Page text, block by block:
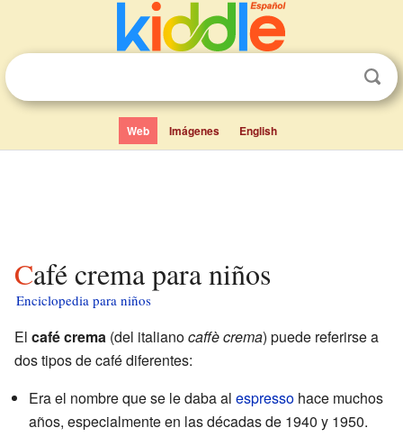
Web Imágenes English
Café crema para niños
Enciclopedia para niños
El café crema (del italianocaffè crema) puede referirse a
dos tipos de café diferentes:
Era el nombre que se le daba al espresso hace muchos
años, especialmente en las décadas de 1940 y 1950.